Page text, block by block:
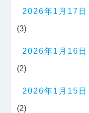
2026年1月17日
(3)
2026年1月16日
(2)
2026年1月15日
(2)